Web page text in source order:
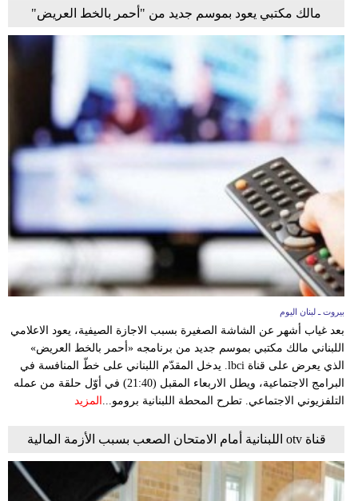
مالك مكتبي يعود بموسم جديد من "أحمر بالخط العريض"
بيروت ـ لبنان اليوم
بعد غياب أشهر عن الشاشة الصغيرة بسبب الاجازة الصيفية، يعود الاعلامي
اللبناني مالك مكتبي بموسم جديد من برنامجه «أحمر بالخط العريض»
الذي يعرض على قناة lbci. يدخل المقدّم اللبناني على خطّ المنافسة في
البرامج الاجتماعية، ويطل الاربعاء المقبل (21:40) في أوّل حلقة من عمله
التلفزيوني الاجتماعي. تطرح المحطة اللبنانية برومو... المزيد
قناة otv اللبنانية أمام الامتحان الصعب بسبب الأزمة المالية